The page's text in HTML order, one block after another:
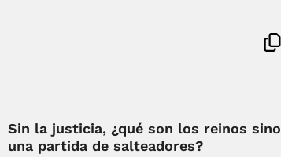
Sin la justicia, ¿qué son los reinos sino
una partida de salteadores?